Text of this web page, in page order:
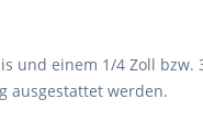
und einem 1/4 Zoll
ausgestattet werden.